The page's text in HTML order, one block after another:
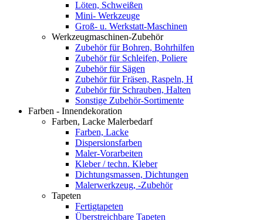
Löten, Schweißen
Mini- Werkzeuge
Groß- u. Werkstatt-Maschinen
Werkzeugmaschinen-Zubehör
Zubehör für Bohren, Bohrhilfen
Zubehör für Schleifen, Poliere
Zubehör für Sägen
Zubehör für Fräsen, Raspeln, H
Zubehör für Schrauben, Halten
Sonstige Zubehör-Sortimente
Farben - Innendekoration
Farben, Lacke Malerbedarf
Farben, Lacke
Dispersionsfarben
Maler-Vorarbeiten
Kleber / techn. Kleber
Dichtungsmassen, Dichtungen
Malerwerkzeug, -Zubehör
Tapeten
Fertigtapeten
Überstreichbare Tapeten